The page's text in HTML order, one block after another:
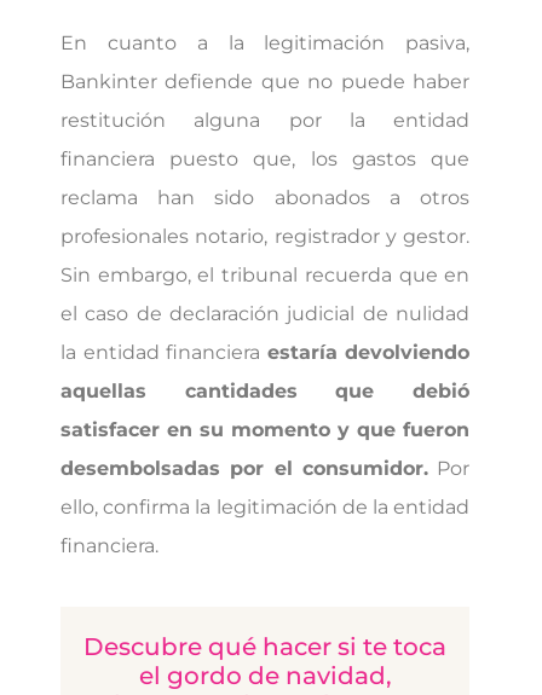
En cuanto a la legitimación pasiva,
Bankinter defiende que no puede haber
restitución alguna por la entidad
financiera puesto que, los gastos que
reclama han sido abonados a otros
profesionales notario, registrador y gestor.
Sin embargo, el tribunal recuerda que en
el caso de declaración judicial de nulidad
la entidad financiera estaría devolviendo
aquellas cantidades que debió
satisfacer en su momento y que fueron
desembolsadas por el consumidor.Por
ello, confirma la legitimación de la entidad
financiera.
Descubre qué hacer si te toca
el gordo de navidad,